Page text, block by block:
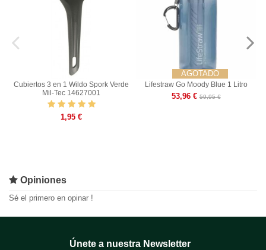
Cubiertos 3 en 1 Wildo Spork Verde
Mil-Tec 14627001
1,95 €
AGOTADO
Lifestraw Go Moody Blue 1 Litro
53,96 € 59,95 €
Opiniones
Sé el primero en opinar !
Únete a nuestra Newsletter